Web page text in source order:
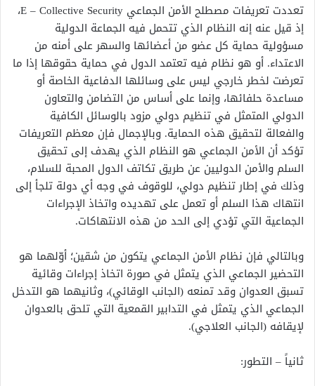
تعددت تعريفات مصطلح الأمن الجماعي E – Collective Security،
إذ قيل عنه إنه النظام الذي تتحمل فيه الجماعة الدولية
مسؤولية حماية كل عضو من أعضائها والسهر على أمنه من
الاعتداء. أو هو نظام فيه تعتمد الدول في حماية حقوقها إذا ما
تعرضت لخطر خارجي ليس على وسائلها الدفاعية الخاصة أو
مساعدة حلفائها، وإنما على أساس من التضامن والتعاون
الدولي المتمثل في تنظيم دولي مزود بالوسائل الكافية
والفعالة لتحقيق هذه الحماية. وبالإجمال فإن معظم التعريفات
تؤكد أن الأمن الجماعي هو النظام الذي يهدف إلى تحقيق
السلم والأمن الدوليين عن طريق تكاتف الدول المحبة للسلام،
وذلك في إطار تنظيم دولي، للوقوف في وجه أي دولة تلجأ إلى
انتهاك هذا السلم أو تعمل على تهديده واتخاذ الإجراءات
الجماعية التي تؤدي إلى الحد من هذه الانتهاكات.
وبالتالي فإن نظام الأمن الجماعي يتكون من شقين؛ أوّلهما هو
التحضير الجماعي الذي يتمثل في صورة اتخاذ إجراءات وقائية
تسبق العدوان وقد تمنعه (الجانب الوقائي)، وثانيهما هو التدخل
الجماعي الذي يتمثل في التدابير القمعية التي تلحق بالعدوان
لإيقافه (الجانب العلاجي).
ثانياً – التطور: